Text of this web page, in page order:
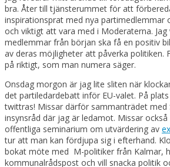
bra. Åter till tjänsterummet för att
inspirationsprat med nya partimedlemmar
och viktigt att vara med i Moderaterna. Jag
medlemmar från början ska få en positiv
av deras möjligheter att påverka politiken.
på riktigt, som man numera säger.
Onsdag morgon är jag lite sliten när
det partiledardebatt inför EU-valet. På
twittras! Missar därför sammanträdet med
insynsråd där jag är ledamot. Missar
offentliga seminarium om utvärdering av
tur att man kan fördjupa sig i efterhand.
bokat möte med M-politiker från Kalmar,
kommunalrådspost och vill snacka politik